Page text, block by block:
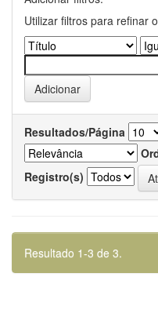
Utilizar filtros para refinar
Resultados/Página
Registro(s)
Resultado 1-3 de 3.